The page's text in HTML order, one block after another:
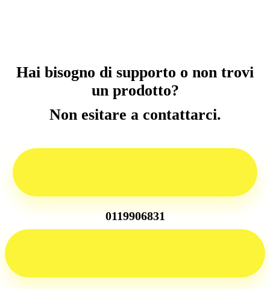
Hai bisogno di supporto o non trovi
un prodotto?
Non esitare a contattarci.
0119906831